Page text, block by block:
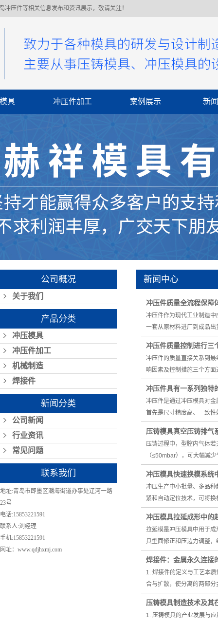
冲压件等相关信息发布和资讯展示，敬请关注！
具 冲压件加工 案例展示 新
常
公司概况
关于我们
产品分类
冲压模具
冲压件加工
机械制造
焊接件
新闻分类
公司新闻
行业资讯
常见问题
联系我们
地址:青岛市即墨区潮海街道办事处辽河一路
23号
电话:15853221591
联系人:刘经理
手机:15853221591
网址：www.qdjhxmj.com
新闻中心
冲压件质量全流程保障
冲压件作为现代工业制造
一套从原材料进厂到成品
冲压件质量控制进行三
冲压件的质量直接关系到
响因素及控制措施三个方
冲压件具有一系列独特
冲压件是通过冲压模具对
首先是尺寸精度高、一致
压铸模具真空压铸排气
压铸过程中，型腔内气体
（≤50mbar），可大幅减
冲压模具快速换模系统
冲压生产中小批量、多品
紧和自动定位技术，可将
冲压模具拉延成形中的
拉延模是冲压模具中用于
具型面修正和压边力调整
焊接件：金属永久连接
1. 焊接件的定义与工艺本
合与扩散，使分离的两部
压铸模具制造技术及其
1. 压铸模具的产业发展与